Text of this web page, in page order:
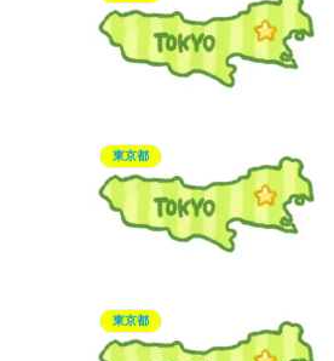
東京都
東京都